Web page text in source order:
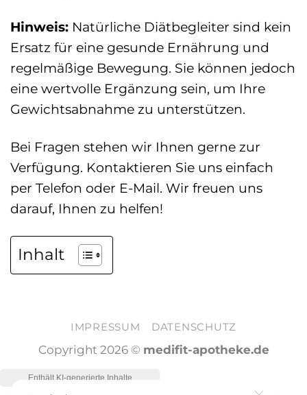
Hinweis: Natürliche Diätbegleiter sind kein
Ersatz für eine gesunde Ernährung und
regelmäßige Bewegung. Sie können jedoch
eine wertvolle Ergänzung sein, um Ihre
Gewichtsabnahme zu unterstützen.
Bei Fragen stehen wir Ihnen gerne zur
Verfügung. Kontaktieren Sie uns einfach
per Telefon oder E-Mail. Wir freuen uns
darauf, Ihnen zu helfen!
Inhalt
IMPRESSUM DATENSCHUTZ
Copyright 2026 © medifit-apotheke.de